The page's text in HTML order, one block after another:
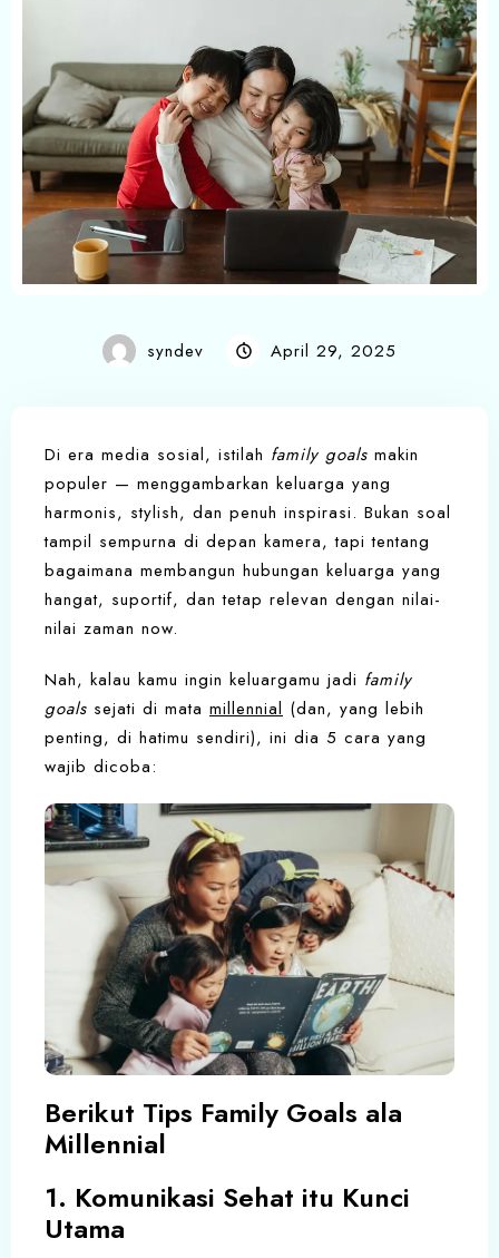
syndev April 29, 2025
Di era media sosial, istilah family goals makin
populer — menggambarkan keluarga yang
harmonis, stylish, dan penuh inspirasi. Bukan soal
tampil sempurna di depan kamera, tapi tentang
bagaimana membangun hubungan keluarga yang
hangat, suportif, dan tetap relevan dengan nilai-
nilai zaman now.
Nah, kalau kamu ingin keluargamu jadi family
goals sejati di mata millennial (dan, yang lebih
penting, di hatimu sendiri), ini dia 5 cara yang
wajib dicoba:
Berikut Tips Family Goals ala
Millennial
1. Komunikasi Sehat itu Kunci
Utama